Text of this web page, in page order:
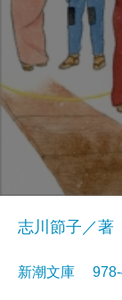
志川節子／著
新潮文庫